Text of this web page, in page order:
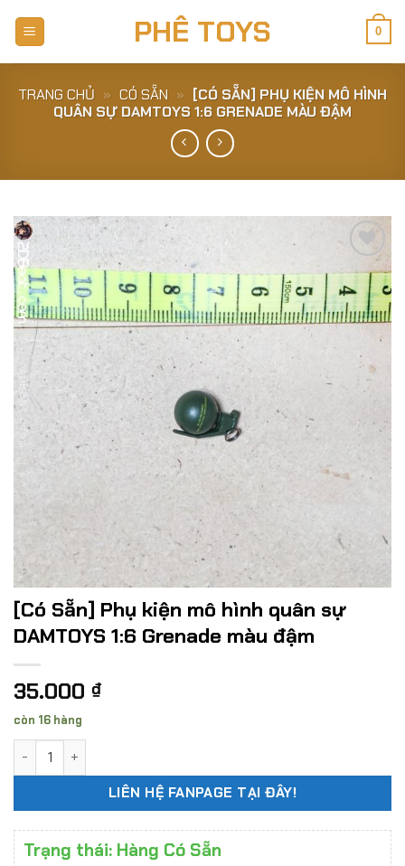
PHÊ TOYS 0
TRANG CHỦ » CÓ SẴN »
[CÓ SẴN] PHỤ KIỆN MÔ HÌNH
QUÂN SỰ DAMTOYS 1:6 GRENADE MÀU ĐẬM
Add to
Wishlist
[Có Sẵn] Phụ kiện mô hình quân sự
DAMTOYS 1:6 Grenade màu đậm
35.000 ₫
còn 16 hàng
[Có Sẵn] Phụ kiện mô hình quân sự DAMTOYS 1:6 Grenade
LIÊN HỆ FANPAGE TẠI ĐÂY!
Trạng thái: Hàng Có Sẵn